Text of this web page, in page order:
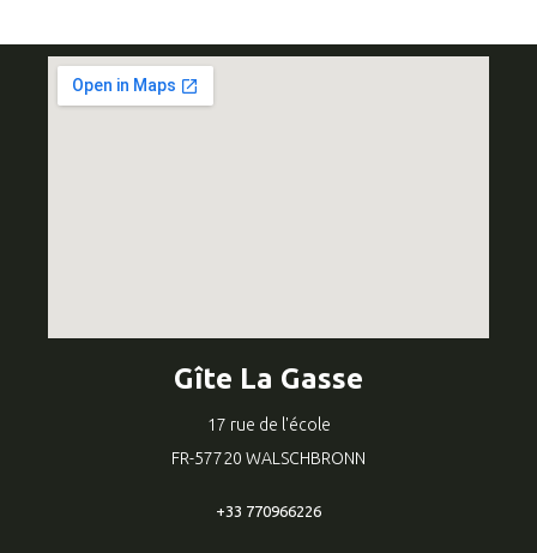
Gîte La Gasse
17 rue de l'école
FR-57720 WALSCHBRONN
+33 770966226